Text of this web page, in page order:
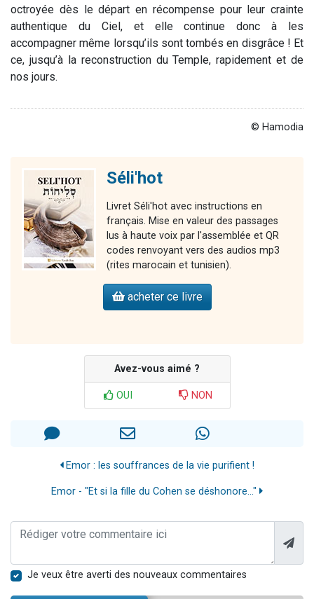
octroyée dès le départ en récompense pour leur crainte
authentique du Ciel, et elle continue donc à les
accompagner même lorsqu’ils sont tombés en disgrâce ! Et
ce, jusqu’à la reconstruction du Temple, rapidement et de
nos jours.
© Hamodia
Séli'hot
Livret Séli'hot avec instructions en
français. Mise en valeur des passages
lus à haute voix par l'assemblée et QR
codes renvoyant vers des audios mp3
(rites marocain et tunisien).
acheter ce livre
Avez-vous aimé ?
OUI NON
Emor : les souffrances de la vie purifient !
Emor - "Et si la fille du Cohen se déshonore…"
Je veux être averti des nouveaux commentaires